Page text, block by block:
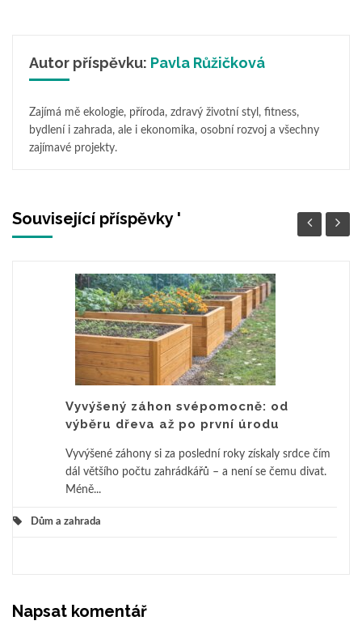
Autor příspěvku: Pavla Růžičková
Zajímá mě ekologie, příroda, zdravý životní styl, fitness,
bydlení i zahrada, ale i ekonomika, osobní rozvoj a všechny
zajímavé projekty.
Související příspěvky '
Vyvýšený záhon svépomocně: od
výběru dřeva až po první úrodu
Vyvýšené záhony si za poslední roky získaly srdce čím
dál většího počtu zahrádkářů – a není se čemu divat.
Méně...
Dům a zahrada
Napsat komentář